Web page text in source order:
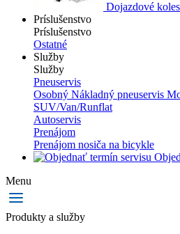
Dojazdové
Príslušenstvo
Príslušenstvo
Ostatné
Služby
Služby
Pneuservis
Osobný Nákladný pneuservis
SUV/Van/Runflat
Autoservis
Prenájom
Prenájom nosiča na bicykle
Menu
Produkty a služby